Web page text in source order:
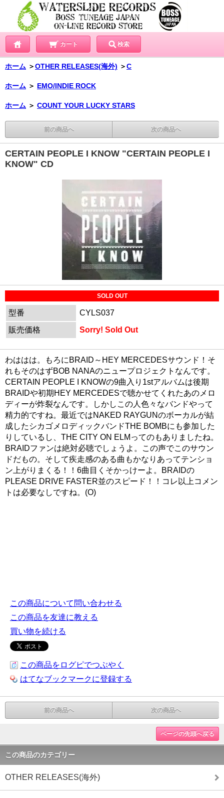
カート 検索
ホーム ＞OTHER RELEASES(海外) ＞C
ホーム ＞ EMO/INDIE ROCK
ホーム ＞ COUNT YOUR LUCKY STARS
前の商品へ 次の商品へ
CERTAIN PEOPLE I KNOW "CERTAIN PEOPLE I
KNOW" CD
SOLD OUT
型番
CYLS037
販売価格
Sorry! Sold Out
わははは。もろにBRAID～HEY MERCEDESサウンド！そ
れもそのはずBOB NANAのニュープロジェクトなんです。
CERTAIN PEOPLE I KNOWの9曲入り1stアルバムは後期
BRAIDや初期HEY MERCEDESで聴かせてくれたあのメロ
ディーが炸裂なんです。しかしこの人色々なバンドやって
精力的ですね。最近ではNAKED RAYGUNのボーカルが結
成したシカゴメロディックバンドTHE BOMBにも参加した
りしているし、THE CITY ON ELMってのもありましたね。
BRAIDファンは絶対必聴でしょうよ。この声でこのサウン
ドだもの。そして疾走感のある曲もかなりあってテンショ
ン上がりまくる！！6曲目くそかっけーよ。BRAIDの
PLEASE DRIVE FASTER並のスピード！！コレ以上コメン
トは必要なしですね。(O)
この商品について問い合わせる
この商品を友達に教える
買い物を続ける
この商品をログピでつぶやく
はてなブックマークに登録する
前の商品へ 次の商品へ
ページの先頭へ戻る
この商品のカテゴリー
OTHER RELEASES(海外)